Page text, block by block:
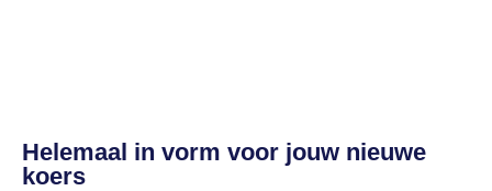
Helemaal in vorm voor jouw nieuwe
koers